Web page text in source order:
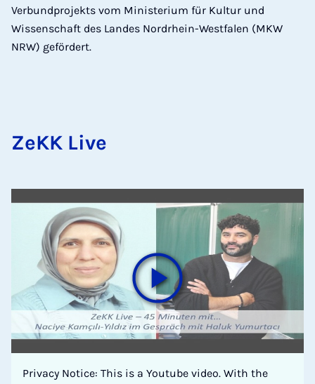
Verbundprojekts vom Ministerium für Kultur und
Wissenschaft des Landes Nordrhein-Westfalen (MKW
NRW) gefördert.
ZeKK Live
Privacy Notice: This is a Youtube video. With the